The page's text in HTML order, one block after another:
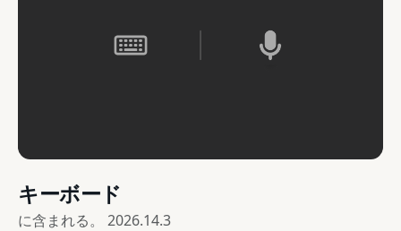
キーボード
に含まれる。 2026.14.3